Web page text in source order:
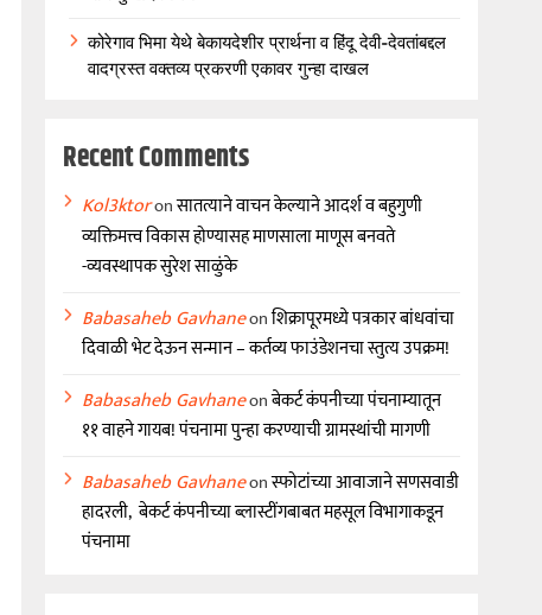
कोरेगाव भिमा येथे बेकायदेशीर प्रार्थना व हिंदू देवी-देवतांबद्दल
वादग्रस्त वक्तव्य प्रकरणी एकावर गुन्हा दाखल
Recent Comments
Kol3ktoronसातत्याने वाचन केल्याने आदर्श व बहुगुणी
व्यक्तिमत्त्व विकास होण्यासह माणसाला माणूस बनवते
-व्यवस्थापक सुरेश साळुंके
Babasaheb Gavhaneonशिक्रापूरमध्ये पत्रकार बांधवांचा
दिवाळी भेट देऊन सन्मान – कर्तव्य फाउंडेशनचा स्तुत्य उपक्रम!
Babasaheb Gavhaneonबेकर्ट कंपनीच्या पंचनाम्यातून
११ वाहने गायब! पंचनामा पुन्हा करण्याची ग्रामस्थांची मागणी
Babasaheb Gavhaneonस्फोटांच्या आवाजाने सणसवाडी
हादरली, बेकर्ट कंपनीच्या ब्लास्टींगबाबत महसूल विभागाकडून
पंचनामा